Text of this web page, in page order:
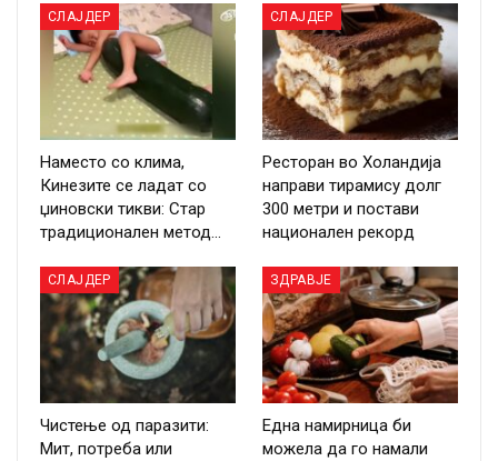
СЛАЈДЕР
Наместо со клима,
Кинезите се ладат со
џиновски тикви: Стар
традиционален метод…
СЛАЈДЕР
Ресторан во Холандија
направи тирамису долг
300 метри и постави
национален рекорд
СЛАЈДЕР
Чистење од паразити:
Мит, потреба или
ЗДРАВЈЕ
Една намирница би
можела да го намали